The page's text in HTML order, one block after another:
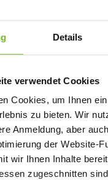
Details
verwendet Cookies
Cookies, um Ihnen
zu bieten. Wir
Anmeldung, aber
der Website-
wir Ihnen Inhalte
zugeschnitten
an die
in folgende
Chancen